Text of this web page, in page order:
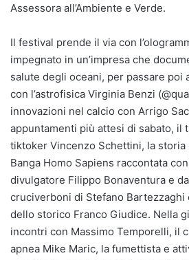
Assessora all’Ambiente e Verde.
Il festival prende il via con
impegnato in un’impresa che
salute degli oceani, per passare poi
con l’astrofisica Virginia Benzi
innovazioni nel calcio con Arrigo
appuntamenti più attesi di sabato, il
tiktoker Vincenzo Schettini, la storia
Banga Homo Sapiens raccontata
divulgatore Filippo Bonaventura e
cruciverboni di Stefano Bartezzaghi
dello storico Franco Giudice. Nella
incontri con Massimo Temporelli, il
apnea Mike Maric, la fumettista e